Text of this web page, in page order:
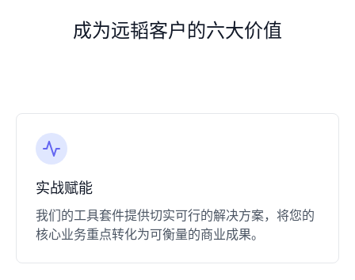
成为远韬客户的六大价值
​实战赋能​
我们的工具套件提供切实可行的解决方案，将您的
核心业务重点转化为可衡量的商业成果。